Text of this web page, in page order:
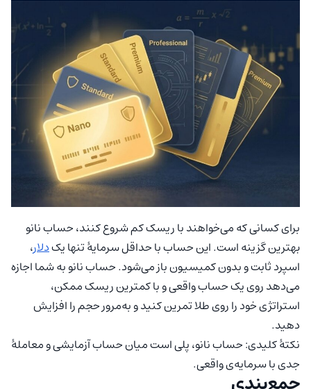
برای کسانی که می‌خواهند با ریسک کم شروع کنند، حساب نانو
بهترین گزینه است. این حساب با حداقل سرمایهٔ تنها یکدلار،
اسپرد ثابت و بدون کمیسیون باز می‌شود. حساب نانو به شما اجازه
می‌دهد روی یک حساب واقعی و با کمترین ریسک ممکن،
استراتژی خود را روی طلا تمرین کنید و به‌مرور حجم را افزایش
دهید.
نکتهٔ کلیدی: حساب نانو، پلی است میان حساب آزمایشی و معاملهٔ
جدی با سرمایه‌ی واقعی.